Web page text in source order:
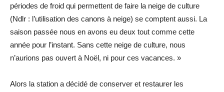
périodes de froid qui permettent de faire la neige de culture
(Ndlr : l’utilisation des canons à neige) se comptent aussi. La
saison passée nous en avons eu deux tout comme cette
année pour l’instant. Sans cette neige de culture, nous
n’aurions pas ouvert à Noël, ni pour ces vacances. »
Alors la station a décidé de conserver et restaurer les